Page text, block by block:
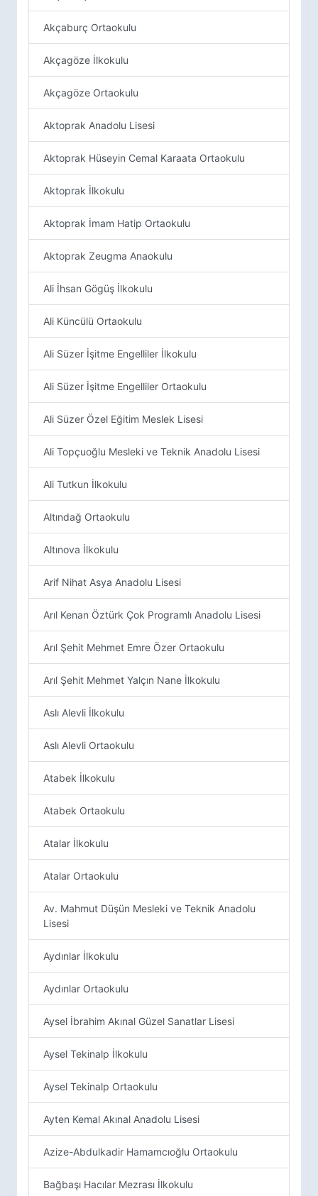
Akçaburç Ortaokulu
Akçagöze İlkokulu
Akçagöze Ortaokulu
Aktoprak Anadolu Lisesi
Aktoprak Hüseyin Cemal Karaata Ortaokulu
Aktoprak İlkokulu
Aktoprak İmam Hatip Ortaokulu
Aktoprak Zeugma Anaokulu
Ali İhsan Gögüş İlkokulu
Ali Küncülü Ortaokulu
Ali Süzer İşitme Engelliler İlkokulu
Ali Süzer İşitme Engelliler Ortaokulu
Ali Süzer Özel Eğitim Meslek Lisesi
Ali Topçuoğlu Mesleki ve Teknik Anadolu Lisesi
Ali Tutkun İlkokulu
Altındağ Ortaokulu
Altınova İlkokulu
Arif Nihat Asya Anadolu Lisesi
Arıl Kenan Öztürk Çok Programlı Anadolu Lisesi
Arıl Şehit Mehmet Emre Özer Ortaokulu
Arıl Şehit Mehmet Yalçın Nane İlkokulu
Aslı Alevli İlkokulu
Aslı Alevli Ortaokulu
Atabek İlkokulu
Atabek Ortaokulu
Atalar İlkokulu
Atalar Ortaokulu
Av. Mahmut Düşün Mesleki ve Teknik Anadolu
Lisesi
Aydınlar İlkokulu
Aydınlar Ortaokulu
Aysel İbrahim Akınal Güzel Sanatlar Lisesi
Aysel Tekinalp İlkokulu
Aysel Tekinalp Ortaokulu
Ayten Kemal Akınal Anadolu Lisesi
Azize-Abdulkadir Hamamcıoğlu Ortaokulu
Bağbaşı Hacılar Mezrası İlkokulu